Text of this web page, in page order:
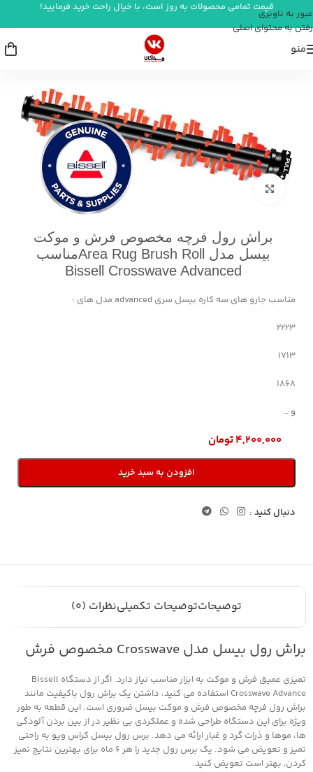
عبور به ناوبری
رفتن به محتوای اصلی
قیمت تمامی محصولات به روز است، با خیال راحت خرید فرمایید!
منو
براش رول فرچه مخصوص فرش و موکت
بیسل مدل Area Rug Brush Rollمناسب
Bissell Crosswave Advanced
مناسب جارو های سه کاره بیسل سری advanced مدل های :
2223
1713
1868
و …
۴,۲۰۰,۰۰۰تومان
افزودن به سبد خرید
دنبال کنید :
توضیحاتتوضیحات تکمیلینظرات (0)
براش رول بیسل مدل Crosswave مخصوص فرش
تمیزی عمیق فرش و موکت به ابزار مناسب نیاز دارد. اگر از دستگاه Bissell
Crosswave Advance استفاده می‌ کنید، داشتن یک براش رول باکیفیت مانند
براش رول فرچه مخصوص فرش و موکت بیسل ضروری است. این قطعه به طور
ویژه برای این دستگاه طراحی شده و عملکردی بی‌ نظیر در از بین بردن آلودگی‌
ها، موها و ذرات گرد و غبار ارائه می‌ دهد. برس رول بیسل کراس ویو به راحتی
تمیز و تعویض می شود. یک برس رول جدید را هر 6 ماه برای بهترین نتایج تمیز
کردن, بهتر است تعویض کنید.